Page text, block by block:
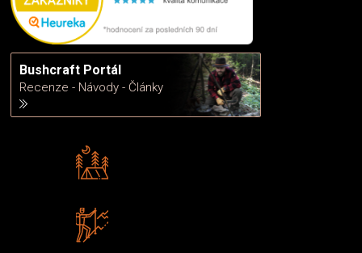
Bushcraft Portál
Recenze - Návody - Články